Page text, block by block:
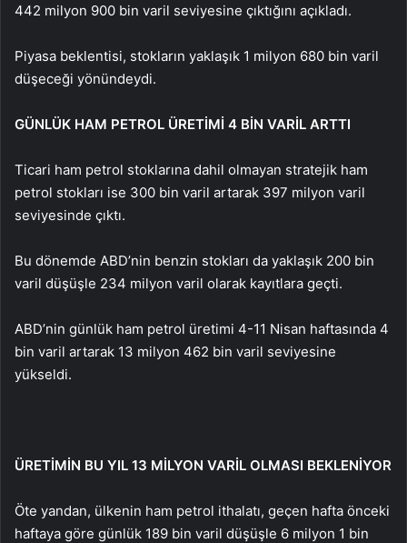
442 milyon 900 bin varil seviyesine çıktığını açıkladı.
Piyasa beklentisi, stokların yaklaşık 1 milyon 680 bin varil
düşeceği yönündeydi.
GÜNLÜK HAM PETROL ÜRETİMİ 4 BİN VARİL ARTTI
Ticari ham petrol stoklarına dahil olmayan stratejik ham
petrol stokları ise 300 bin varil artarak 397 milyon varil
seviyesinde çıktı.
Bu dönemde ABD’nin benzin stokları da yaklaşık 200 bin
varil düşüşle 234 milyon varil olarak kayıtlara geçti.
ABD’nin günlük ham petrol üretimi 4-11 Nisan haftasında 4
bin varil artarak 13 milyon 462 bin varil seviyesine
yükseldi.
ÜRETİMİN BU YIL 13 MİLYON VARİL OLMASI BEKLENİYOR
Öte yandan, ülkenin ham petrol ithalatı, geçen hafta önceki
haftaya göre günlük 189 bin varil düşüşle 6 milyon 1 bin